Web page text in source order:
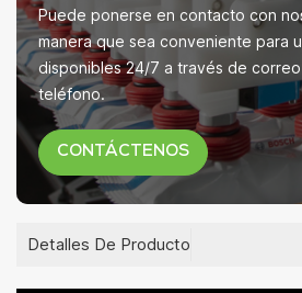
Puede ponerse en contacto con
manera que sea conveniente para
disponibles 24/7 a través de
teléfono.
CONTÁCTENOS
Detalles De Producto